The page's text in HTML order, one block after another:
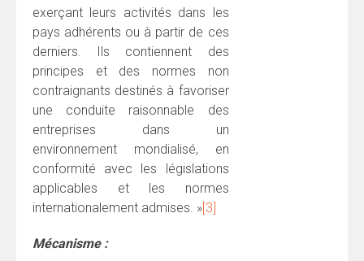
exerçant leurs activités dans les
pays adhérents ou à partir de ces
derniers. Ils contiennent des
principes et des normes non
contraignants destinés à favoriser
une conduite raisonnable des
entreprises dans un
environnement mondialisé, en
conformité avec les législations
applicables et les normes
internationalement admises. »[3]
Mécanisme :